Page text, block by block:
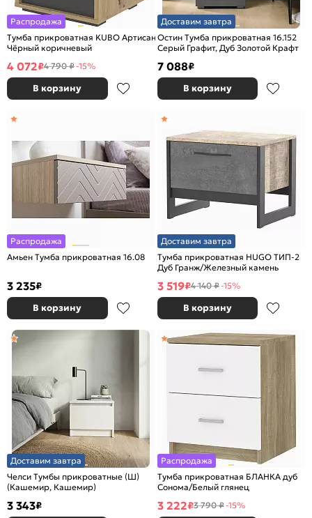
Распродажа
Тумба прикроватная KUBO Артисан/
Чёрный коричневый
4 072₽4 790 ₽-15%
В корзину
Доставим завтра
Остин Тумба прикроватная 16.152
Серый Графит, Дуб Золотой Крафт
7 088₽
В корзину
Распродажа
Амьен Тумба прикроватная 16.08
3 235₽
В корзину
Доставим завтра
Тумба прикроватная HUGO ТИП-2
Дуб Гранж/Железный камень
3 519₽4 140 ₽-15%
В корзину
Доставим завтра
Челси Тумбы прикроватные (Ш)
(Кашемир, Кашемир)
3 343₽
Распродажа
Тумба прикроватная БЛАНКА дуб
Сонома/Белый глянец
3 222₽3 790 ₽-15%